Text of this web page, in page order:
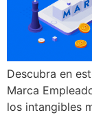
Descubra en
Marca
los intangibles